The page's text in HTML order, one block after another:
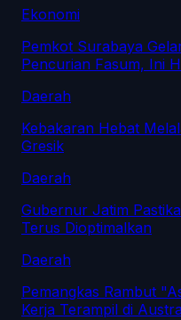
Ekonomi
Pemkot Surabaya
Pencurian Fasum, Ini
Daerah
Kebakaran Hebat
Gresik
Daerah
Gubernur Jatim
Terus Dioptimalkan
Daerah
Pemangkas Rambut
Kerja Terampil di